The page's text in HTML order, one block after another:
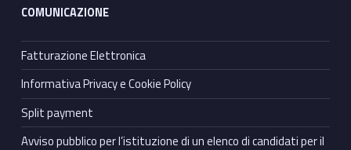
COMUNICAZIONE
Fatturazione Elettronica
Informativa Privacy e Cookie Policy
Split payment
Avviso pubblico per l’istituzione di un elenco di candidati per il